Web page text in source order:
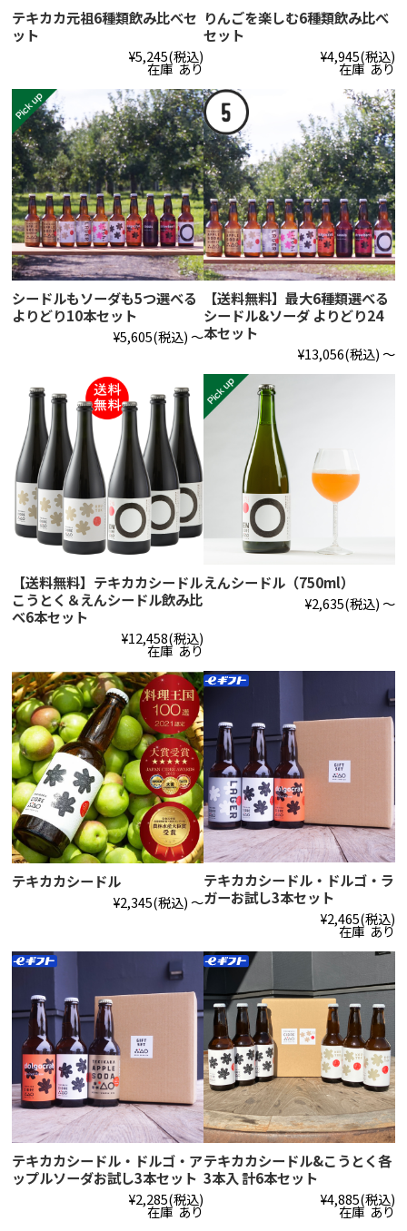
テキカカ元祖6種類飲み比べセ
ット
¥5,245(税込)
在庫 あり
りんごを楽しむ6種類飲み比べ
セット
¥4,945(税込)
在庫 あり
シードルもソーダも5つ選べる
よりどり10本セット
¥5,605(税込)～
【送料無料】最大6種類選べる
シードル&ソーダ よりどり24
本セット
¥13,056(税込)～
【送料無料】テキカカシードル
こうとく＆えんシードル飲み比
べ6本セット
¥12,458(税込)
在庫 あり
えんシードル（750ml）
¥2,635(税込)～
テキカカシードル
¥2,345(税込)～
テキカカシードル・ドルゴ・ラ
ガーお試し3本セット
¥2,465(税込)
在庫 あり
テキカカシードル・ドルゴ・ア
ップルソーダお試し3本セット
¥2,285(税込)
在庫 あり
テキカカシードル&こうとく各
3本入 計6本セット
¥4,885(税込)
在庫 あり